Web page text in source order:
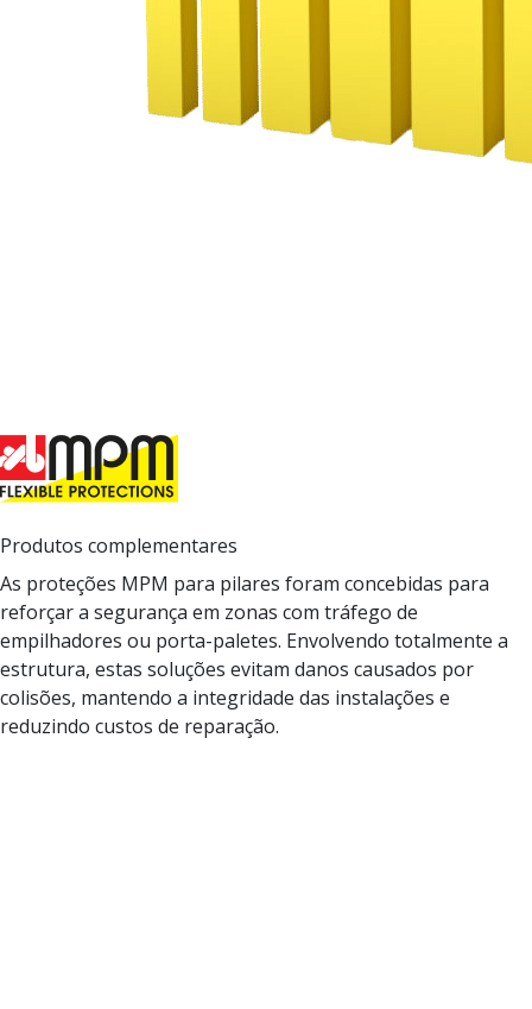
Produtos complementares
As proteções MPM para pilares foram concebidas para
reforçar a segurança em zonas com tráfego de
empilhadores ou porta-paletes. Envolvendo totalmente a
estrutura, estas soluções evitam danos causados por
colisões, mantendo a integridade das instalações e
reduzindo custos de reparação.